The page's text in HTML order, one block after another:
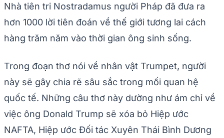
Nhà tiên tri Nostradamus người Pháp đã đưa ra
hơn 1000 lời tiên đoán về thế giới tương lai cách
hàng trăm năm vào thời gian ông sinh sống.
Trong đoạn thơ nói về nhân vật Trumpet, người
này sẽ gây chia rẽ sâu sắc trong mối quan hệ
quốc tế. Những câu thơ này dường như ám chỉ về
việc ông Donald Trump sẽ xóa bỏ Hiệp ước
NAFTA, Hiệp ước Đối tác Xuyên Thái Bình Dương